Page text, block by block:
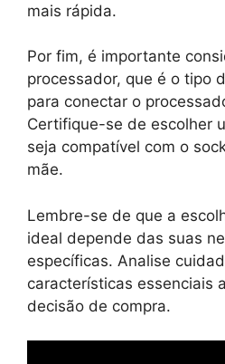
mais rápida.
Por fim, é importante
processador, que é o tipo
para conectar o
Certifique-se de escolher
seja compatível com o
mãe.
Lembre-se de que a
ideal depende das suas
específicas. Analise
características essenciais
decisão de compra.